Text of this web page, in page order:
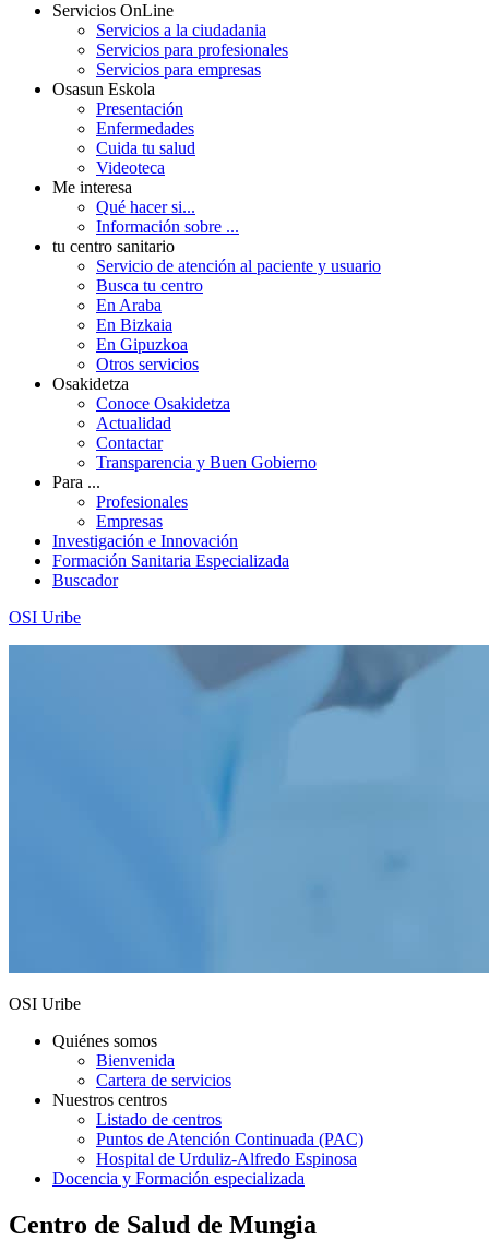
Servicios OnLine
Servicios a la ciudadania
Servicios para profesionales
Servicios para empresas
Osasun Eskola
Presentación
Enfermedades
Cuida tu salud
Videoteca
Me interesa
Qué hacer si...
Información sobre ...
tu centro sanitario
Servicio de atención al paciente y usuario
Busca tu centro
En Araba
En Bizkaia
En Gipuzkoa
Otros servicios
Osakidetza
Conoce Osakidetza
Actualidad
Contactar
Transparencia y Buen Gobierno
Para ...
Profesionales
Empresas
Investigación e Innovación
Formación Sanitaria Especializada
Buscador
OSI Uribe
OSI Uribe
Quiénes somos
Bienvenida
Cartera de servicios
Nuestros centros
Listado de centros
Puntos de Atención Continuada (PAC)
Hospital de Urduliz-Alfredo Espinosa
Docencia y Formación especializada
Centro de Salud de Mungia